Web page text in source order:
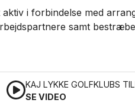
aktiv i forbindelse med
samt
KAJ LYKKE GOLFKLUBS
SE VIDEO